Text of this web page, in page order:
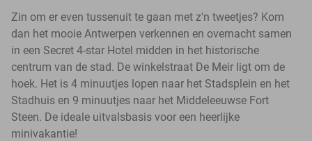
Zin om er even tussenuit te gaan met z'n tweetjes? Kom
dan het mooie Antwerpen verkennen en overnacht samen
in een Secret 4-star Hotel midden in het historische
centrum van de stad. De winkelstraat De Meir ligt om de
hoek. Het is 4 minuutjes lopen naar het Stadsplein en het
Stadhuis en 9 minuutjes naar het Middeleeuwse Fort
Steen. De ideale uitvalsbasis voor een heerlijke
minivakantie!